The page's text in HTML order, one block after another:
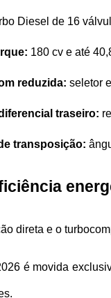
Diesel de 16
180 cv e até
reduzida: seletor
traseiro:
transposição:
direta e o
é movida